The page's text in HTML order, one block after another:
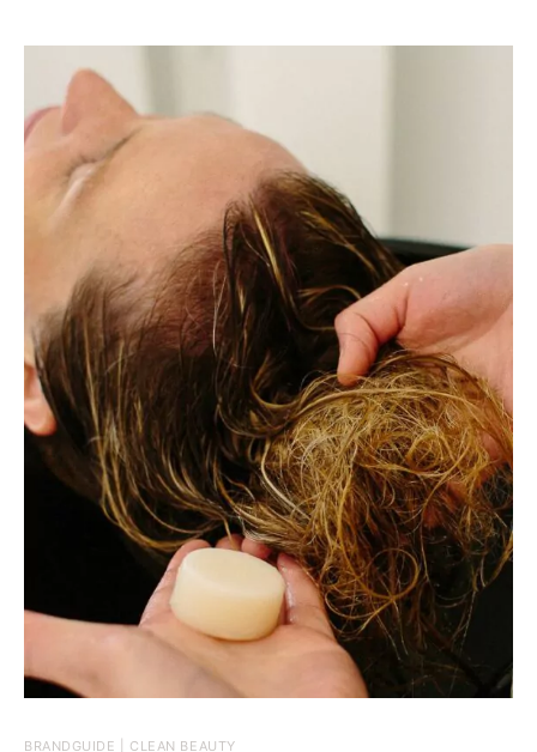
BRANDGUIDE | CLEAN BEAUTY